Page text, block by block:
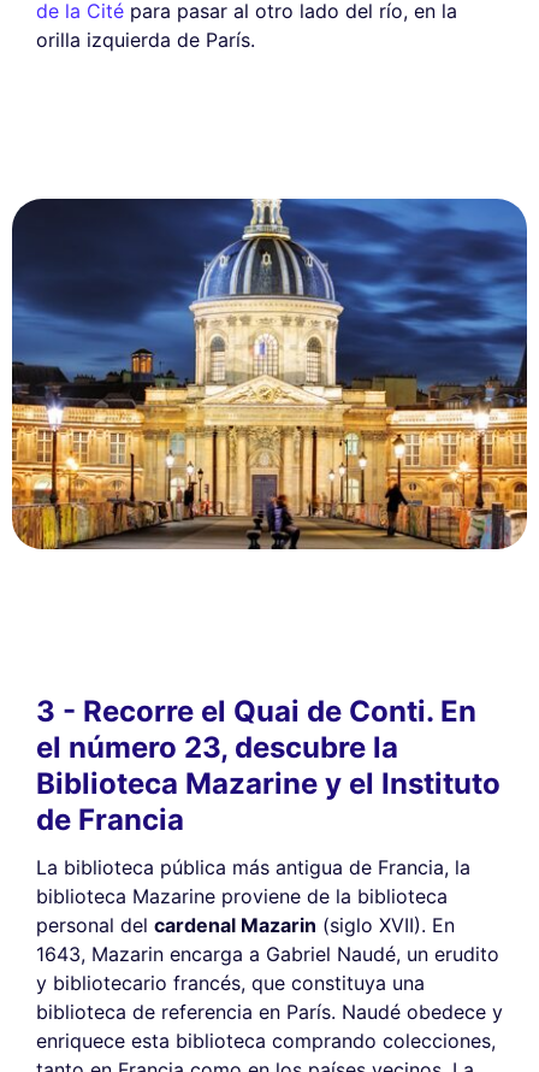
de la Cité para pasar al otro lado del río, en la
orilla izquierda de París.
3 - Recorre el Quai de Conti. En
el número 23, descubre la
Biblioteca Mazarine y el Instituto
de Francia
La biblioteca pública más antigua de Francia, la
biblioteca Mazarine proviene de la biblioteca
personal del cardenal Mazarin (siglo XVII). En
1643, Mazarin encarga a Gabriel Naudé, un erudito
y bibliotecario francés, que constituya una
biblioteca de referencia en París. Naudé obedece y
enriquece esta biblioteca comprando colecciones,